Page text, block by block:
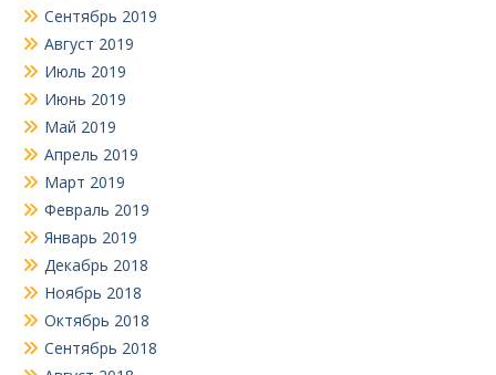
Сентябрь 2019
Август 2019
Июль 2019
Июнь 2019
Май 2019
Апрель 2019
Март 2019
Февраль 2019
Январь 2019
Декабрь 2018
Ноябрь 2018
Октябрь 2018
Сентябрь 2018